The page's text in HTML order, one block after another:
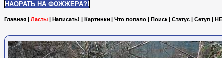
НАОРАТЬ НА ФОЖЖЕРА?!
Главная | Ласты | Написать! | Картинки | Что попало | Поиск | Статус | Сетуп |